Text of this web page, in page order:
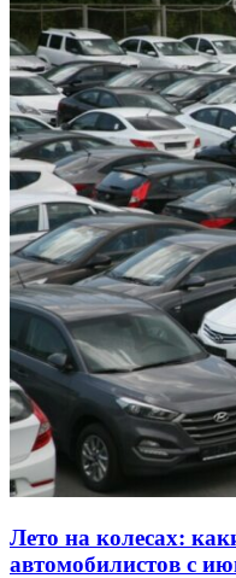
Лето на колесах:
автомобилистов с